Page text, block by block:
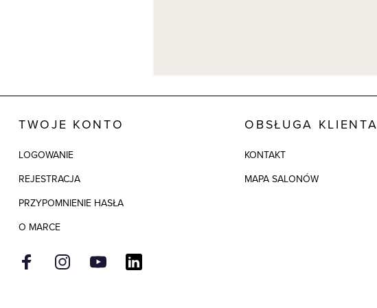
TWOJE KONTO
LOGOWANIE
REJESTRACJA
PRZYPOMNIENIE HASŁA
O MARCE
OBSŁUGA KLIENTA
KONTAKT
MAPA SALONÓW